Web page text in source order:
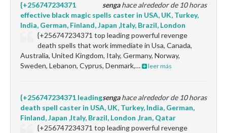
sengahace alrededor de 10 horas
{+256747234371
effective black magic spells caster in USA, UK, Turkey,
India, German, Finland, Japan ,Italy, Brazil, London
{+256747234371 top leading powerful revenge
death spells that work immediate in Usa, Canada,
Australia, United Kingdom, Italy, Germany, Norway,
Sweden, Lebanon, Cyprus, Denmark,…
leer más
sengahace alrededor de 10 horas
{+256747234371 leading
death spell caster in USA, UK, Turkey, India, German,
Finland, Japan ,Italy, Brazil, London ,Iran, Qatar
{+256747234371 top leading powerful revenge